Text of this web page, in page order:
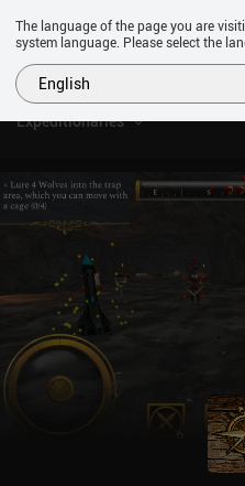
Expeditionaries
The language of the page you are
system language. Please select the
English